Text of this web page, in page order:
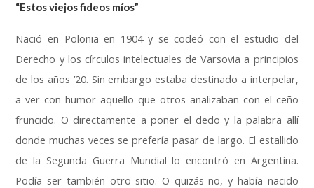
“Estos viejos fideos míos”
Nació en Polonia en 1904y se codeó con el estudio del
Derecho y los círculos intelectuales de Varsovia a principios
de los años ’20. Sin embargo estaba destinado a interpelar,
a ver con humor aquello que otros analizaban con el ceño
fruncido. O directamente a poner el dedo y la palabra allí
donde muchas veces se prefería pasar de largo. El estallido
de la Segunda Guerra Mundial lo encontró en Argentina.
Podía ser también otro sitio. O quizás no,y había nacido